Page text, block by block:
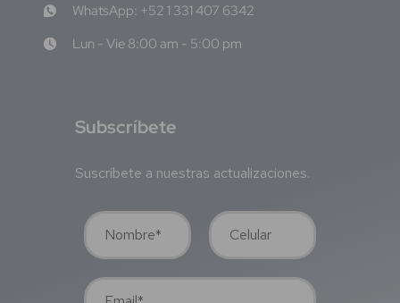
WhatsApp: +52 1 331 407 6342
Lun - Vie 8:00 am - 5:00 pm
Subscríbete
Suscríbete a nuestras actualizaciones.